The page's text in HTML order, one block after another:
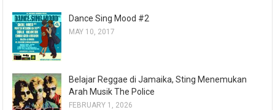
Dance Sing Mood #2
MAY 10, 2017
Belajar Reggae di Jamaika, Sting Menemukan
Arah Musik The Police
FEBRUARY 1, 2026